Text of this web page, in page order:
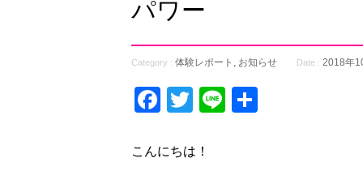
パワー
Category : 体験レポート , お知らせ Date : 2018年
Facebook
Twitter
Line
こんにちは！